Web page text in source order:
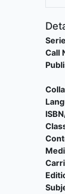
Call